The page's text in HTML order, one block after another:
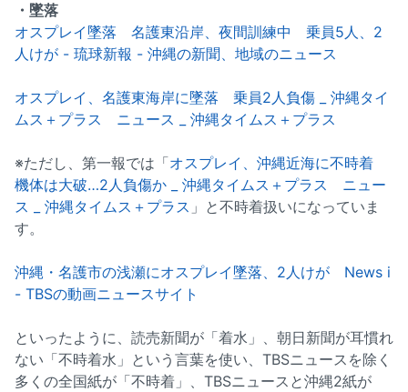
・墜落
オスプレイ墜落 名護東沿岸、夜間訓練中 乗員5人、2
人けが - 琉球新報 - 沖縄の新聞、地域のニュース
オスプレイ、名護東海岸に墜落 乗員2人負傷 _ 沖縄タイ
ムス＋プラス ニュース _ 沖縄タイムス＋プラス
※ただし、第一報では「オスプレイ、沖縄近海に不時着
機体は大破…2人負傷か _ 沖縄タイムス＋プラス ニュー
ス _ 沖縄タイムス＋プラス 」と不時着扱いになっていま
す。
沖縄・名護市の浅瀬にオスプレイ墜落、2人けが News i
- TBSの動画ニュースサイト
といったように、読売新聞が「着水」、朝日新聞が耳慣れ
ない「不時着水」という言葉を使い、TBSニュースを除く
多くの全国紙が「不時着」、TBSニュースと沖縄2紙が